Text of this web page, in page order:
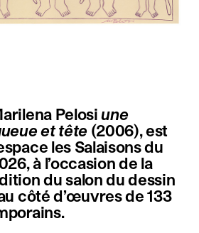
Pelosiune
et tête(2006), est
les Salaisons du
à l’occasion de la
du salon du dessin
côté d’œuvres de 133